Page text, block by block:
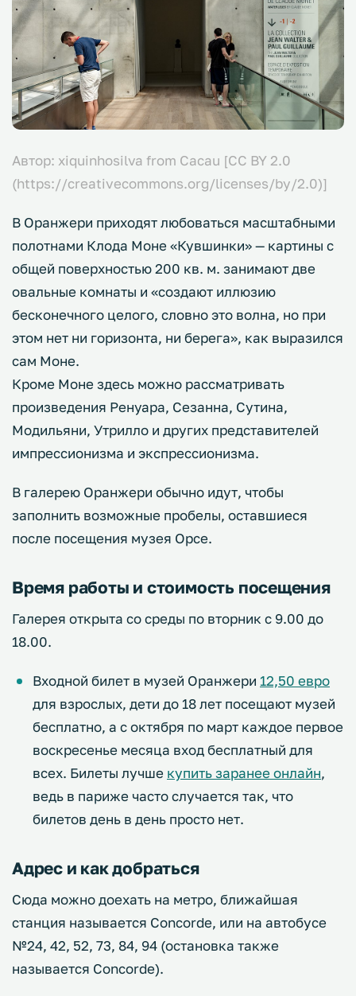
Автор: xiquinhosilva from Cacau [CC BY 2.0
(https://creativecommons.org/licenses/by/2.0)]
В Оранжери приходят любоваться масштабными
полотнами Клода Моне «Кувшинки» — картины с
общей поверхностью 200 кв. м. занимают две
овальные комнаты и «создают иллюзию
бесконечного целого, словно это волна, но при
этом нет ни горизонта, ни берега», как выразился
сам Моне.
Кроме Моне здесь можно рассматривать
произведения Ренуара, Сезанна, Сутина,
Модильяни, Утрилло и других представителей
импрессионизма и экспрессионизма.
В галерею Оранжери обычно идут, чтобы
заполнить возможные пробелы, оставшиеся
после посещения музея Орсе.
Время работы и стоимость посещения
Галерея открыта со среды по вторник с 9.00 до
18.00.
Входной билет в музей Оранжери 12,50 евро
для взрослых, дети до 18 лет посещают музей
бесплатно, а с октября по март каждое первое
воскресенье месяца вход бесплатный для
всех. Билеты лучше купить заранее онлайн,
ведь в париже часто случается так, что
билетов день в день просто нет.
Адрес и как добраться
Сюда можно доехать на метро, ближайшая
станция называется Concorde, или на автобусе
№24, 42, 52, 73, 84, 94 (остановка также
называется Concorde).